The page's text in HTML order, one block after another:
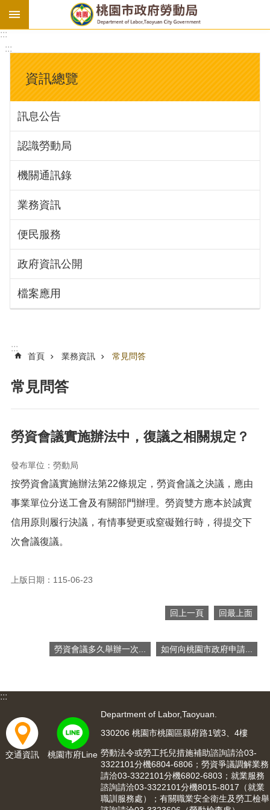
基
法
勞
資
會
庇
護
工
場
進
訊
息
公
識
動
局
關
通
錄
業
務
訊
服
應
用
:::
:::
資訊總覽
訊息公告
認識勞動局
機關通訊錄
業務資訊
便民服務
政府資訊公開
檔案應用
:::
首頁 業務資訊 常見問答
常見問答
勞資會議實施辦法中，復議之相關規定？
發布單位：勞動局
按勞資會議實施辦法第22條規定，勞資會議之決議，應由
事業單位分送工會及有關部門辦理。勞資雙方應本於誠實
信用原則履行決議，有情事變更或窒礙難行時，得提交下
次會議復議。
上版日期：115-06-23
回上一頁 回最上面
勞資會議多久舉辦一次... 如何向桃園市政府申請...
:::
交通資訊 桃園市府Line
Department of Labor,Taoyuan.
330206 桃園市桃園區縣府路1號3、4樓
勞動法令或勞工托兒措施補助諮詢請洽03-
3322101分機6804-6806；勞資爭議調解業務
請洽03-3322101分機6802-6803；就業服務
諮詢請洽03-3322101分機8015-8017（就業
職訓服務處）；有關職業安全衛生及勞工檢舉